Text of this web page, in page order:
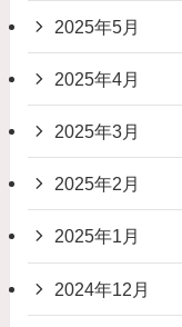
2025年5月
2025年4月
2025年3月
2025年2月
2025年1月
2024年12月